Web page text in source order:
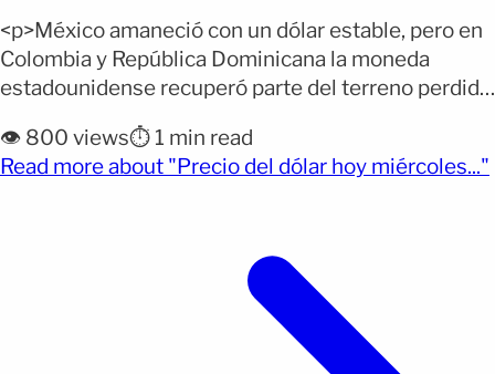
<p>México amaneció con un dólar estable, pero en
Colombia y República Dominicana la moneda
estadounidense recuperó parte del terreno perdido
oficiales y de las casas de cambio este miércoles.
Por qué importa: El precio del dólar influye en el
👁️ 800 views⏱️ 1 min read
Read more about "Precio del dólar hoy miércoles..."